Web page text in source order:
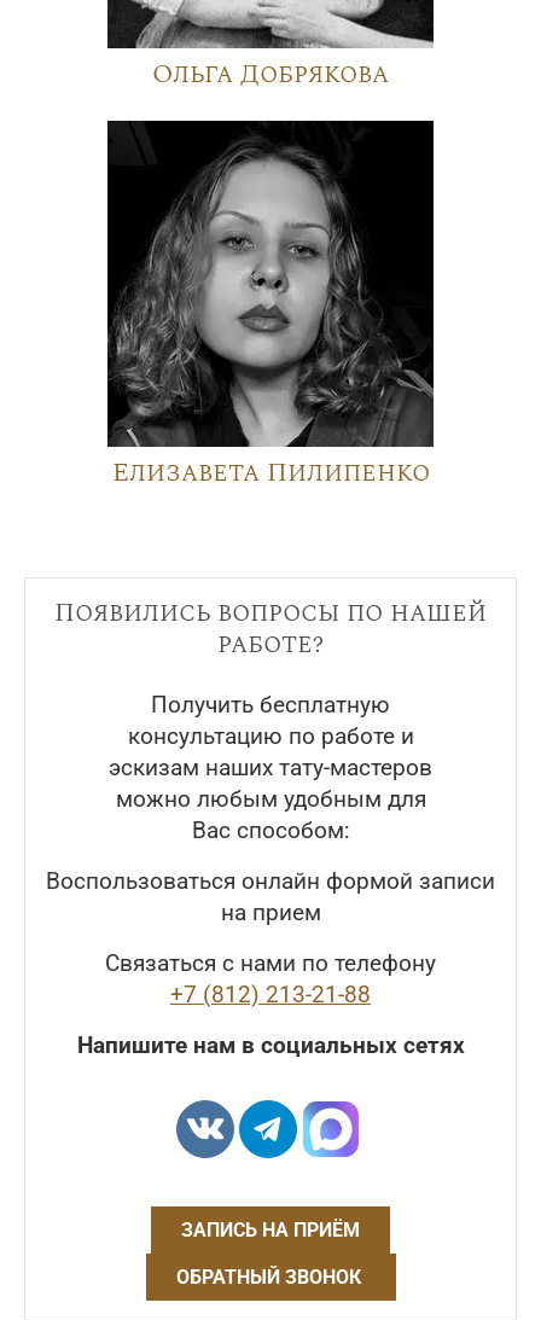
Ольга Добрякова
Елизавета Пилипенко
Появились вопросы по нашей
работе?
Получить бесплатную
консультацию по работе и
эскизам наших тату-мастеров
можно любым удобным для
Вас способом:
Воспользоваться онлайн формой записи
на прием
Связаться с нами по телефону
+7 (812) 213-21-88
Напишите нам в социальных сетях
ЗАПИСЬ НА ПРИЁМ
ОБРАТНЫЙ ЗВОНОК